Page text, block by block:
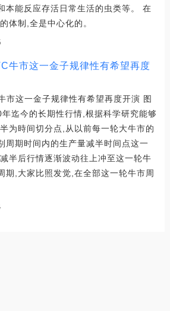
本能反应存活日常生活的虫类等。 在
体制,全是中心化的。
牛市这一金子规律性有希望再度
市这一金子规律性有希望再度开演 图
迄今的长期性行情,根据科学研究能够
为時间切分点,从以前每一轮大牛市的
周期时间内的生产量减半时间点这一
半后行情逐渐波动往上冲至这一轮牛
期,大家比照发觉,在全部这一轮牛市周